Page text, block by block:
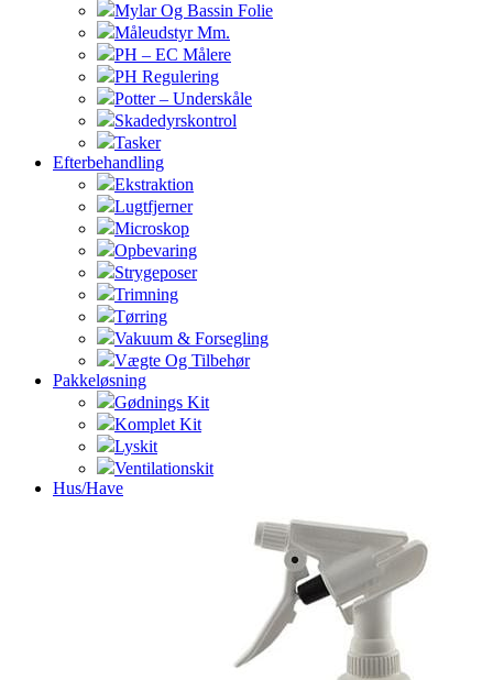
Mylar Og Bassin Folie
Måleudstyr Mm.
PH – EC Målere
PH Regulering
Potter – Underskåle
Skadedyrskontrol
Tasker
Efterbehandling
Ekstraktion
Lugtfjerner
Microskop
Opbevaring
Strygeposer
Trimning
Tørring
Vakuum & Forsegling
Vægte Og Tilbehør
Pakkeløsning
Gødnings Kit
Komplet Kit
Lyskit
Ventilationskit
Hus/Have